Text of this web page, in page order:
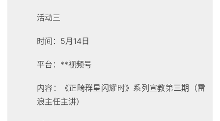
活动三
时间：5月14日
平台：**视频号
内容：《正畸群星闪耀时》系列宣教第三期（雷
浪主任主讲）